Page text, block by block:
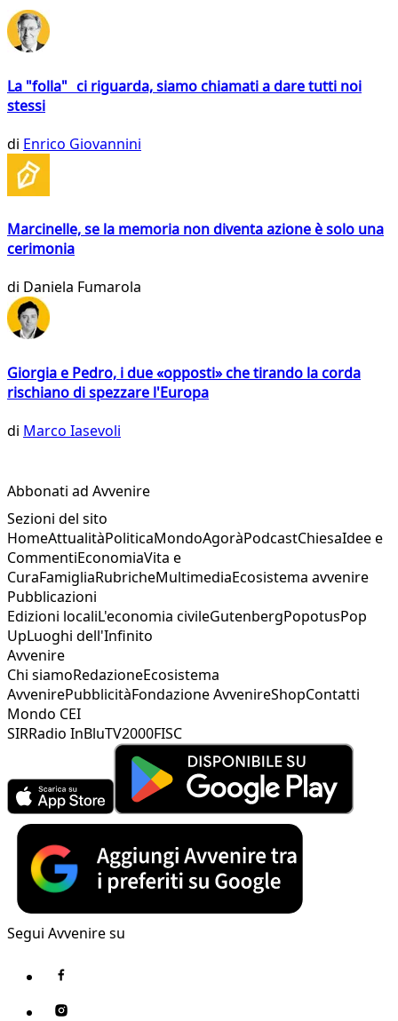
La "folla" ci riguarda, siamo chiamati a dare tutti noi
stessi
di Enrico Giovannini
Marcinelle, se la memoria non diventa azione è solo una
cerimonia
di Daniela Fumarola
Giorgia e Pedro, i due «opposti» che tirando la corda
rischiano di spezzare l'Europa
di Marco Iasevoli
Abbonati ad Avvenire
Sezioni del sito
HomeAttualitàPoliticaMondoAgoràPodcastChiesaIdee e
CommentiEconomiaVita e
CuraFamigliaRubricheMultimediaEcosistema avvenire
Pubblicazioni
Edizioni localiL'economia civileGutenbergPopotusPop
UpLuoghi dell'Infinito
Avvenire
Chi siamoRedazioneEcosistema
AvvenirePubblicitàFondazione AvvenireShopContatti
Mondo CEI
SIRRadio InBluTV2000FISC
Segui Avvenire su